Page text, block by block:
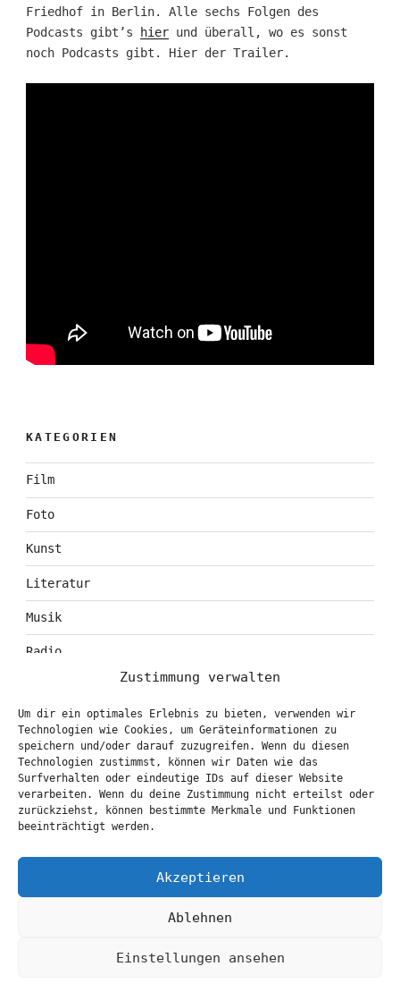
Zustimmung verwalten
Um dir ein optimales Erlebnis zu bieten, verwenden wir
Technologien wie Cookies, um Geräteinformationen zu
speichern und/oder darauf zuzugreifen. Wenn du diesen
Technologien zustimmst, können wir Daten wie das
Surfverhalten oder eindeutige IDs auf dieser Website
verarbeiten. Wenn du deine Zustimmung nicht erteilst oder
zurückziehst, können bestimmte Merkmale und Funktionen
beeinträchtigt werden.
Akzeptieren
Ablehnen
Einstellungen ansehen
Friedhof in Berlin. Alle sechs Folgen des
Podcasts gibt’s
hierund überall, wo es sonst
noch Podcasts gibt. Hier der Trailer.
KATEGORIEN
Film
Foto
Kunst
Literatur
Musik
Radio
Theater
KONTAKT & BOOKING
info@marionbrasch.de